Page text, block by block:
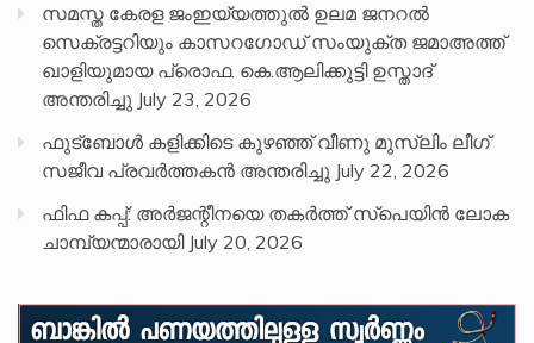
സമസ്ത കേരള ജംഇയ്യത്തുൽ ഉലമ ജനറൽ
സെക്രട്ടറിയും കാസറഗോഡ് സംയുക്ത ജമാഅത്ത്
ഖാളിയുമായ പ്രൊഫ. കെ.ആലിക്കുട്ടി ഉസ്താദ്
അന്തരിച്ചു July 23, 2026
ഫുട്ബോൾ കളിക്കിടെ കുഴഞ്ഞ് വീണു മുസ്ലിം ലീഗ്
സജീവ പ്രവർത്തകൻ അന്തരിച്ചു July 22, 2026
ഫിഫ കപ്പ്: അർജന്റീനയെ തകർത്ത് സ്പെയിൻ ലോക
ചാമ്പ്യന്മാരായി July 20, 2026